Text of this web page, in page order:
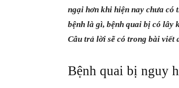
ngại hơn khi hiện nay chưa có
bệnh là gì, bệnh quai bị có lây
Câu trả lời sẽ có trong bài viết
Bệnh quai bị nguy